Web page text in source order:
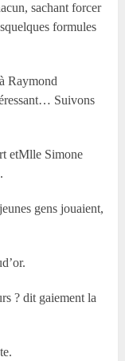
sachant forcer
formules
Raymond
Suivons
etMlle Simone
gens jouaient,
? dit gaiement la